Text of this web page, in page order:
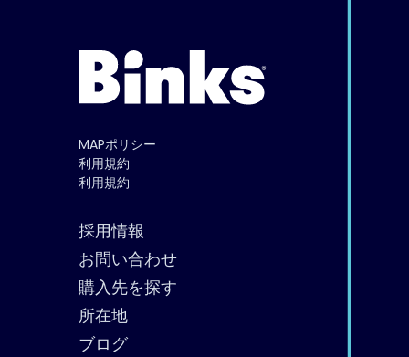
MAPポリシー
利用規約
利用規約
採用情報
お問い合わせ
購入先を探す
所在地
ブログ